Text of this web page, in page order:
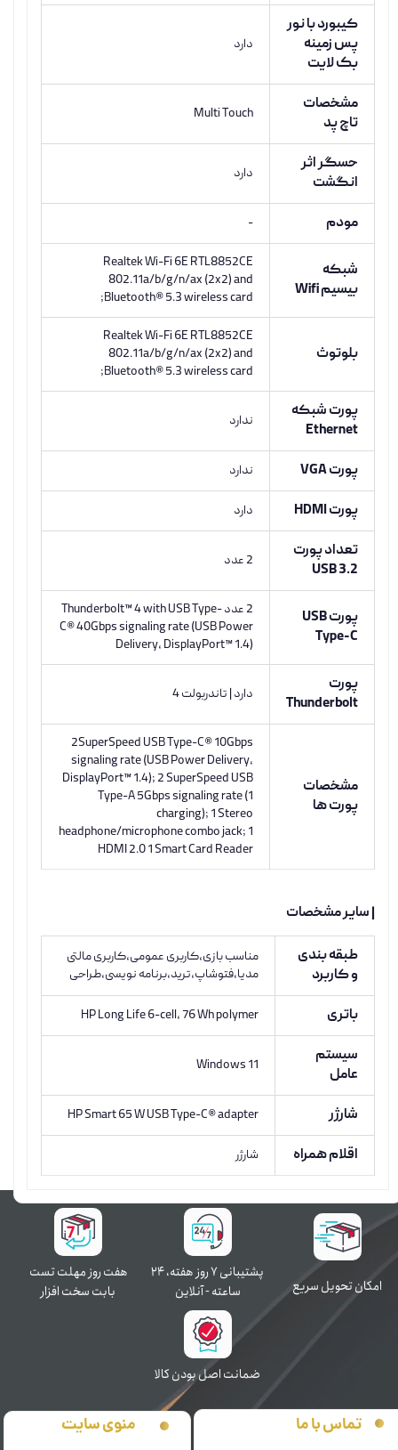
کیبورد با نور
پس زمینه
بک لایت
دارد
مشخصات
تاچ پد
Multi Touch
حسگر اثر
انگشت
دارد
مودم -
شبکه
بیسیم Wifi
Realtek Wi-Fi 6E RTL8852CE
802.11a/b/g/n/ax (2x2) and
Bluetooth® 5.3 wireless card;
بلوتوث
Realtek Wi-Fi 6E RTL8852CE
802.11a/b/g/n/ax (2x2) and
Bluetooth® 5.3 wireless card;
پورت شبکه
Ethernet
ندارد
پورت VGA ندارد
پورت HDMI دارد
تعداد پورت
USB 3.2
2 عدد
پورت USB
Type-C
2 عدد Thunderbolt™ 4 with USB Type-
C® 40Gbps signaling rate (USB Power
Delivery, DisplayPort™ 1.4)
پورت
Thunderbolt
دارد | تاندربولت 4
مشخصات
پورت ها
2SuperSpeed USB Type-C® 10Gbps
signaling rate (USB Power Delivery,
DisplayPort™ 1.4); 2 SuperSpeed USB
Type-A 5Gbps signaling rate (1
charging); 1 Stereo
headphone/microphone combo jack; 1
HDMI 2.0 1 Smart Card Reader
| سایر مشخصات
طبقه بندی
و کاربرد
مناسب بازی،کاربری عمومی،کاربری مالتی
مدیا،فتوشاپ،ترید،برنامه نویسی،طراحی
باتری HP Long Life 6-cell, 76 Wh polymer
سیستم
عامل
Windows 11
شارژر HP Smart 65 W USB Type-C® adapter
اقلام همراه شارژر
منوی سایت تماس با ما
اﻣﮑﺎن ﺗﺤﻮﯾﻞ سریع
پشتیبانی ۷ روز ﻫﻔﺘﻪ، ۲۴
ﺳﺎﻋﺘﻪ - آنلاین
هفت روز مهلت تست
بابت سخت افزار
ﺿﻤﺎﻧﺖ اﺻﻞ ﺑﻮدن ﮐﺎﻟﺎ